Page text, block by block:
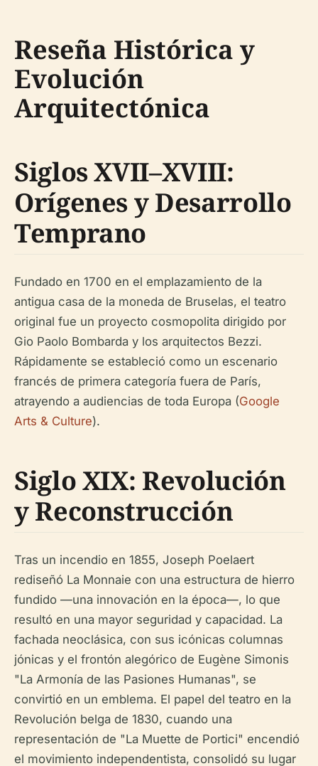
Reseña Histórica y
Evolución
Arquitectónica
Siglos XVII–XVIII:
Orígenes y Desarrollo
Temprano
Fundado en 1700 en el emplazamiento de la
antigua casa de la moneda de Bruselas, el teatro
original fue un proyecto cosmopolita dirigido por
Gio Paolo Bombarda y los arquitectos Bezzi.
Rápidamente se estableció como un escenario
francés de primera categoría fuera de París,
atrayendo a audiencias de toda Europa (Google
Arts & Culture).
Siglo XIX: Revolución
y Reconstrucción
Tras un incendio en 1855, Joseph Poelaert
rediseñó La Monnaie con una estructura de hierro
fundido —una innovación en la época—, lo que
resultó en una mayor seguridad y capacidad. La
fachada neoclásica, con sus icónicas columnas
jónicas y el frontón alegórico de Eugène Simonis
"La Armonía de las Pasiones Humanas", se
convirtió en un emblema. El papel del teatro en la
Revolución belga de 1830, cuando una
representación de "La Muette de Portici" encendió
el movimiento independentista, consolidó su lugar